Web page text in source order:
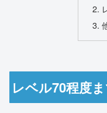
レベル70程度